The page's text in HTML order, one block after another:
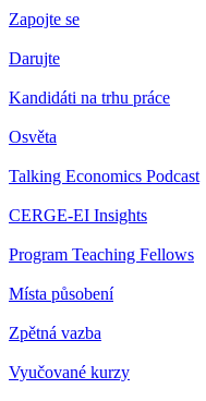
Zapojte se
Darujte
Kandidáti na trhu práce
Osvěta
Talking Economics Podcast
CERGE-EI Insights
Program Teaching Fellows
Místa působení
Zpětná vazba
Vyučované kurzy